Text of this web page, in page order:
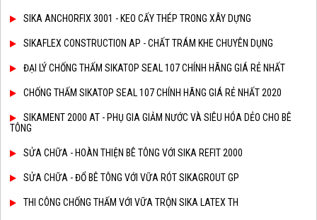
SIKA ANCHORFIX 3001 - KEO CẤY THÉP TRONG XÂY DỰNG
SIKAFLEX CONSTRUCTION AP - CHẤT TRÁM KHE CHUYÊN DỤNG
ĐẠI LÝ CHỐNG THẤM SIKATOP SEAL 107 CHÍNH HÃNG GIÁ RẺ NHẤT
CHỐNG THẤM SIKATOP SEAL 107 CHÍNH HÃNG GIÁ RẺ NHẤT 2020
SIKAMENT 2000 AT - PHỤ GIA GIẢM NƯỚC VÀ SIÊU HÓA DẺO CHO BÊ
TÔNG
SỬA CHỮA - HOÀN THIỆN BÊ TÔNG VỚI SIKA REFIT 2000
SỬA CHỮA - ĐỔ BÊ TÔNG VỚI VỮA RÓT SIKAGROUT GP
THI CÔNG CHỐNG THẤM VỚI VỮA TRỘN SIKA LATEX TH